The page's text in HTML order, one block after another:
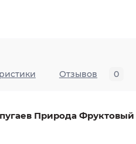
Отзывов 0
Природа Фруктовый